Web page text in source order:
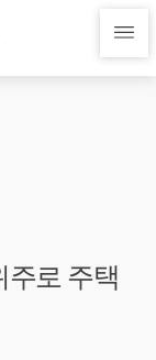
주로 주택